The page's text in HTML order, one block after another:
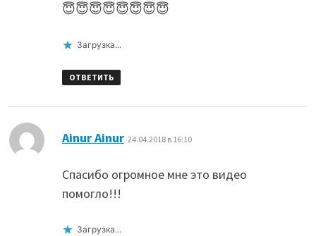
😇😇😇😇😇😇😇😇
Загрузка...
ОТВЕТИТЬ
Ainur Ainur: 24.04.2018 в 16:10
Спасибо огромное мне это видео
помогло!!!
Загрузка...